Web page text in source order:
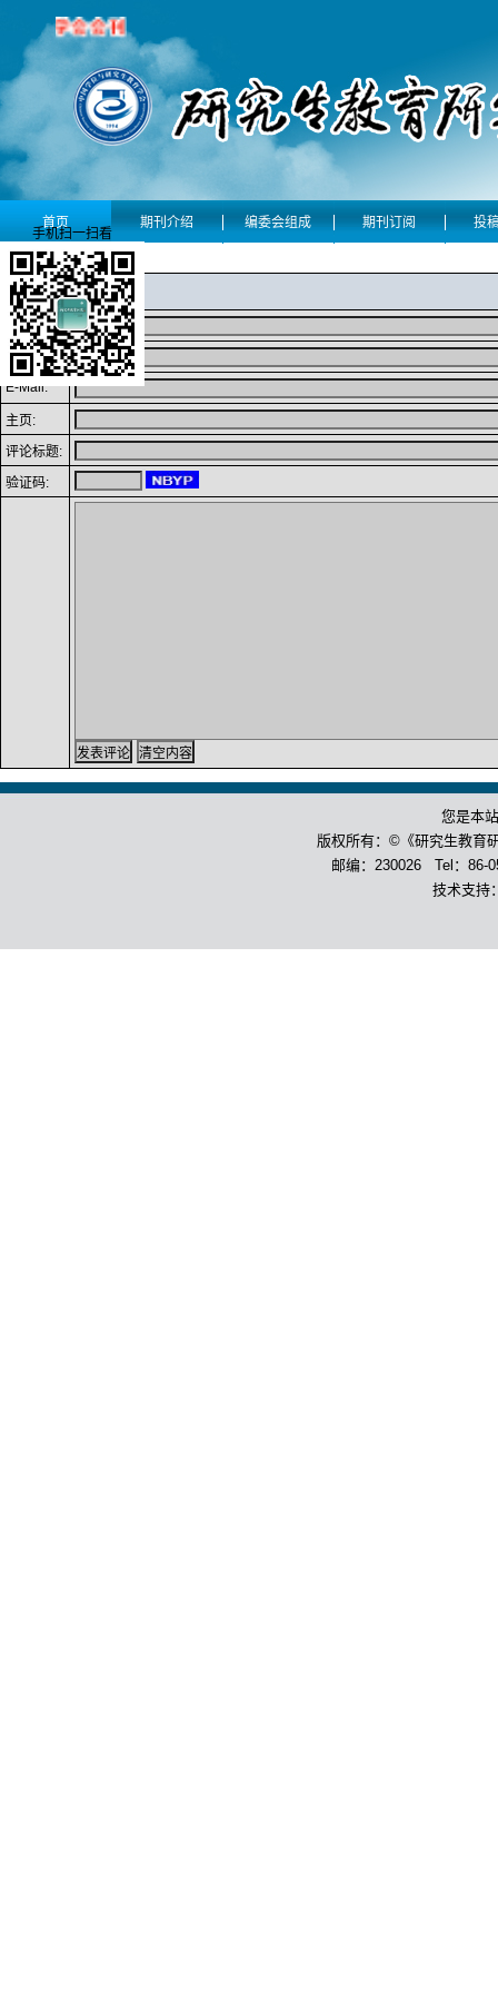
首页 期刊介绍 编委会组成 期刊订阅 投
发表评论
姓名:
QQ:
E-Mail:
主页:
评论标题:
验证码:
您是本
版权所有：©《研究生教育
邮编：230026 Tel：86-
技术支持
手机扫一扫看